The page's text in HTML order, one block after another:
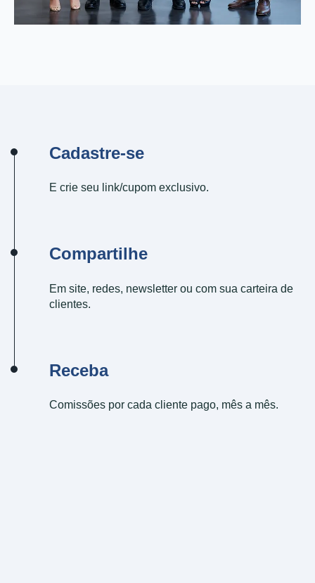
Cadastre-se
E crie seu link/cupom exclusivo.
Compartilhe
Em site, redes, newsletter ou com sua carteira de
clientes.
Receba
Comissões por cada cliente pago, mês a mês.